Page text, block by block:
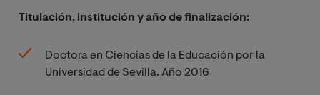
Titulación, institución y año de finalización:
Doctora en Ciencias de la Educación por la
Universidad de Sevilla. Año 2016